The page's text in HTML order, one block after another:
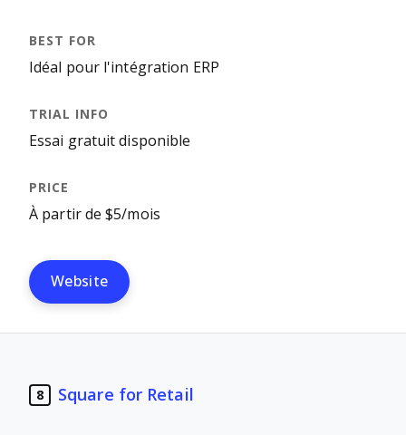
Idéal pour l'intégration ERP
Essai gratuit disponible
À partir de $5/mois
Website
8 Square for Retail